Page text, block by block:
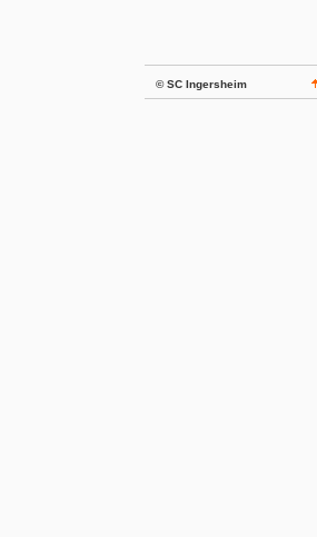
© SC Ingersheim